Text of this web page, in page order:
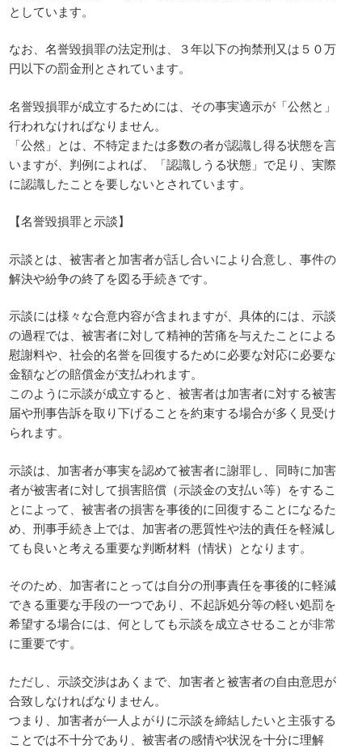
としています。
なお、名誉毀損罪の法定刑は、３年以下の拘禁刑又は５０万
円以下の罰金刑とされています。
名誉毀損罪が成立するためには、その事実適示が「公然と」
行われなければなりません。
「公然」とは、不特定または多数の者が認識し得る状態を言
いますが、判例によれば、「認識しうる状態」で足り、実際
に認識したことを要しないとされています。
【名誉毀損罪と示談】
示談とは、被害者と加害者が話し合いにより合意し、事件の
解決や紛争の終了を図る手続きです。
示談には様々な合意内容が含まれますが、具体的には、示談
の過程では、被害者に対して精神的苦痛を与えたことによる
慰謝料や、社会的名誉を回復するために必要な対応に必要な
金額などの賠償金が支払われます。
このように示談が成立すると、被害者は加害者に対する被害
届や刑事告訴を取り下げることを約束する場合が多く見受け
られます。
示談は、加害者が事実を認めて被害者に謝罪し、同時に加害
者が被害者に対して損害賠償（示談金の支払い等）をするこ
とによって、被害者の損害を事後的に回復することになるた
め、刑事手続き上では、加害者の悪質性や法的責任を軽減し
ても良いと考える重要な判断材料（情状）となります。
そのため、加害者にとっては自分の刑事責任を事後的に軽減
できる重要な手段の一つであり、不起訴処分等の軽い処罰を
希望する場合には、何としても示談を成立させることが非常
に重要です。
ただし、示談交渉はあくまで、加害者と被害者の自由意思が
合致しなければなりません。
つまり、加害者が一人よがりに示談を締結したいと主張する
ことでは不十分であり、被害者の感情や状況を十分に理解